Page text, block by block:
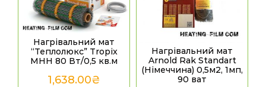
Нагрівальний мат
“Теплолюкс” Tropix
МНН 80 Вт/0,5 кв.м
1,638.00₴
Нагрівальний мат
Arnold Rak Standart
(Німеччина) 0,5м2, 1мп,
90 ват